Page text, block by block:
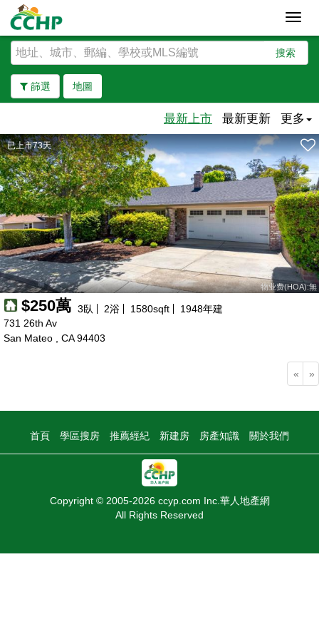
搜索
篩選 地圖
去除邊界
最新上市 最新更新 更多
已上市73天
物业费(HOA):無
$250萬 3臥 2浴 1580sqft 1948年建
731 26th Av
San Mateo , CA 94403
« »
首頁 學區搜房 推薦經紀 新建房 房產知識 關於我們
Copyright © 2005-2026 ccyp.com Inc.華人地產網
All Rights Reserved